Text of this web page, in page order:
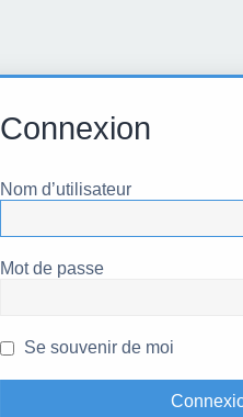
Connexion
Nom d’utilisateur
Mot de passe
Se souvenir de moi